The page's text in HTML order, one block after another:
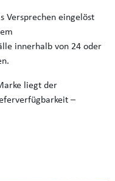
Versprechen eingelöst
innerhalb von 24 oder
liegt der
–